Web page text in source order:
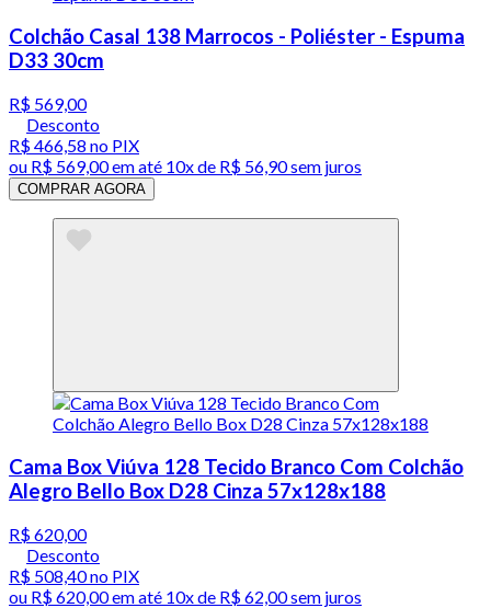
Colchão Casal 138 Marrocos - Poliéster - Espuma
D33 30cm
R$ 569,00
Desconto
R$ 466,58 no PIX
ou R$ 569,00em até 10x de R$ 56,90 sem juros
COMPRAR AGORA
Cama Box Viúva 128 Tecido Branco Com Colchão
Alegro Bello Box D28 Cinza 57x128x188
R$ 620,00
Desconto
R$ 508,40no PIX
ou R$ 620,00em até 10x de R$ 62,00 sem juros